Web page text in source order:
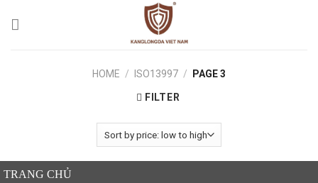
HOME / ISO13997 / PAGE 3
FILTER
TRANG CHỦ